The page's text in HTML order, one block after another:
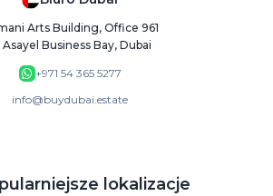
Arts Building, Office 961
Asayel Business Bay, Dubai
+971 54 365 5277
info@buydubai.estate
lokalizacje